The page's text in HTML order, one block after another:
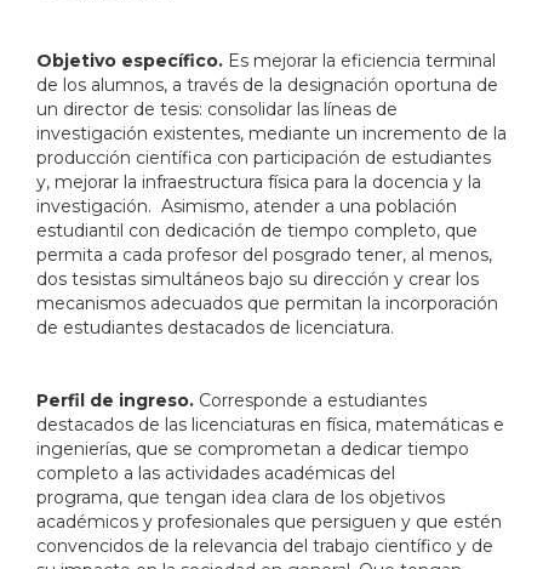
Objetivo específico. Es mejorar la eficiencia terminal
de los alumnos, a través de la designación oportuna de
un director de tesis: consolidar las líneas de
investigación existentes, mediante un incremento de la
producción científica con participación de estudiantes
y, mejorar la infraestructura física para la docencia y la
investigación. Asimismo, atender a una población
estudiantil con dedicación de tiempo completo, que
permita a cada profesor del posgrado tener, al menos,
dos tesistas simultáneos bajo su dirección y crear los
mecanismos adecuados que permitan la incorporación
de estudiantes destacados de licenciatura.
Perfil de ingreso. Corresponde a estudiantes
destacados de las licenciaturas en física, matemáticas e
ingenierías, que se comprometan a dedicar tiempo
completo a las actividades académicas del
programa, que tengan idea clara de los objetivos
académicos y profesionales que persiguen y que estén
convencidos de la relevancia del trabajo científico y de